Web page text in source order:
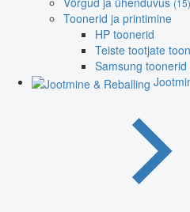
(15)
Toonerid ja printimine
HP toonerid
Teiste tootjate
Samsung toonerid